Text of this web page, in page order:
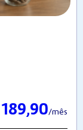
189,90/mês